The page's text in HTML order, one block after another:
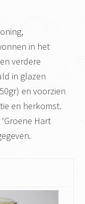
in het
verdere
in glazen
en voorzien
en herkomst.
Hart